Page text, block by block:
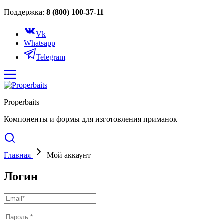
Поддержка: 8 (800) 100-37-11
Vk
Whatsapp
Telegram
Properbaits
Компоненты и формы для изготовления приманок
Главная Мой аккаунт
Логин